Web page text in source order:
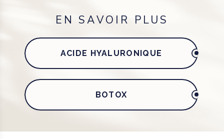
EN SAVOIR PLUS
ACIDE HYALURONIQUE
BOTOX